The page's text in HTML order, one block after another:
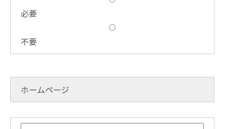
必要
不要
ホームページ